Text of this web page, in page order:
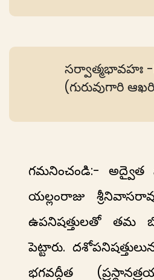
సర్వాత్మభావహః -
(గురువుగారి
గమనించండి:- అద్వైత
యల్లంరాజు
ఉపనిషత్తులతో తమ
పెట్టారు.
భగవద్గీత